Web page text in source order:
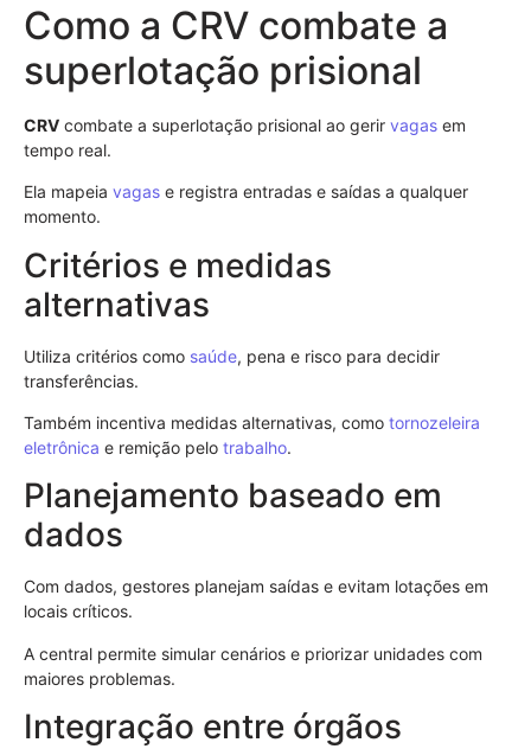
Como a CRV combate a
superlotação prisional
CRV combate a superlotação prisional ao gerir vagas em
tempo real.
Ela mapeia vagas e registra entradas e saídas a qualquer
momento.
Critérios e medidas
alternativas
Utiliza critérios como saúde, pena e risco para decidir
transferências.
Também incentiva medidas alternativas, como tornozeleira
eletrônica e remição pelo trabalho.
Planejamento baseado em
dados
Com dados, gestores planejam saídas e evitam lotações em
locais críticos.
A central permite simular cenários e priorizar unidades com
maiores problemas.
Integração entre órgãos